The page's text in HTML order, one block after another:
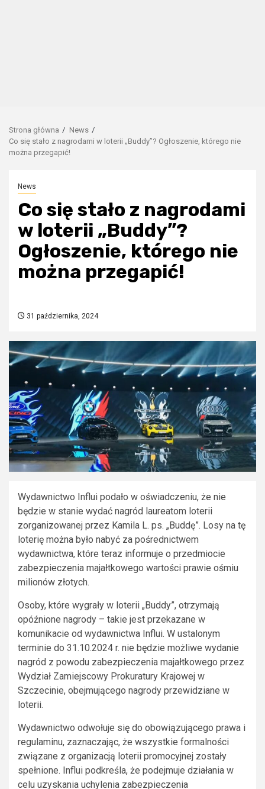
Strona główna
News
Co się stało z nagrodami w loterii „Buddy”? Ogłoszenie, którego nie
można przegapić!
News
Co się stało z nagrodami
w loterii „Buddy”?
Ogłoszenie, którego nie
można przegapić!
31 października, 2024
Wydawnictwo Influi podało w oświadczeniu, że nie
będzie w stanie wydać nagród laureatom loterii
zorganizowanej przez Kamila L. ps. „Buddę”. Losy na tę
loterię można było nabyć za pośrednictwem
wydawnictwa, które teraz informuje o przedmiocie
zabezpieczenia majałtkowego wartości prawie ośmiu
milionów złotych.
Osoby, które wygrały w loterii „Buddy”, otrzymają
opóźnione nagrody – takie jest przekazane w
komunikacie od wydawnictwa Influi. W ustalonym
terminie do 31.10.2024 r. nie będzie możliwe wydanie
nagród z powodu zabezpieczenia majałtkowego przez
Wydział Zamiejscowy Prokuratury Krajowej w
Szczecinie, obejmującego nagrody przewidziane w
loterii.
Wydawnictwo odwołuje się do obowiązującego prawa i
regulaminu, zaznaczając, że wszystkie formalności
związane z organizacją loterii promocyjnej zostały
spełnione. Influi podkreśla, że podejmuje działania w
celu uzyskania uchylenia zabezpieczenia